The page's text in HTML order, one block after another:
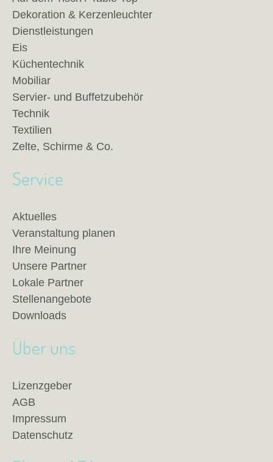
Dekoration & Kerzenleuchter
Dienstleistungen
Eis
Küchentechnik
Mobiliar
Servier- und Buffetzubehör
Technik
Textilien
Zelte, Schirme & Co.
Service
Aktuelles
Veranstaltung planen
Ihre Meinung
Unsere Partner
Lokale Partner
Stellenangebote
Downloads
Über uns
Lizenzgeber
AGB
Impressum
Datenschutz